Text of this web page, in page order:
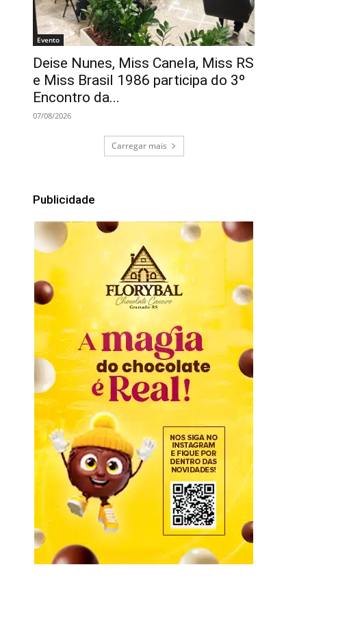
Evento
Deise Nunes, Miss Canela, Miss RS
e Miss Brasil 1986 participa do 3º
Encontro da...
07/08/2026
Carregar mais
Publicidade